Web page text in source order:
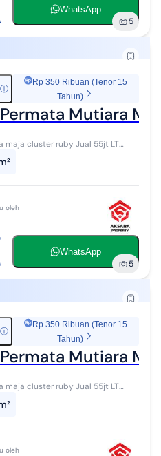
WhatsApp
5
ⓘ
Rp 350 Ribuan (Tenor 15
Tahun)
Mutiara
ruby Jual 55jt LT
oleh
WhatsApp
5
ⓘ
Rp 350 Ribuan (Tenor 15
Tahun)
Mutiara
ruby Jual 55jt LT
oleh